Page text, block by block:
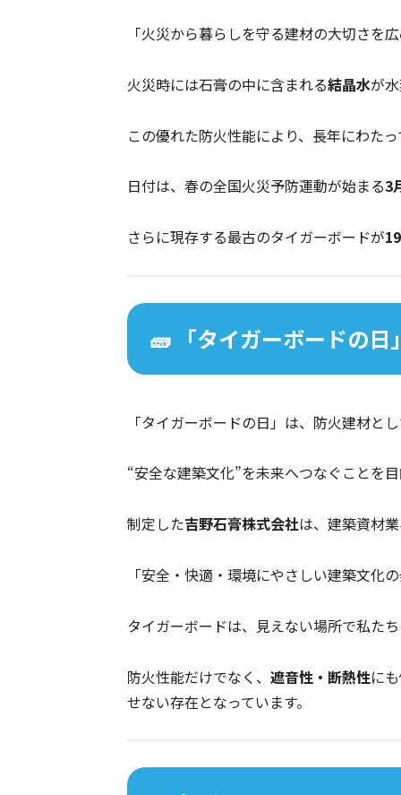
「火災から暮らしを守る建材の大切さを
火災時には石膏の中に含まれる結晶水が
この優れた防火性能により、長年にわた
日付は、春の全国火災予防運動が始まる3
さらに現存する最古のタイガーボードが
🧱 「タイガーボードの日
「タイガーボードの日」は、防火建材と
“安全な建築文化”を未来へつなぐことを
制定した吉野石膏株式会社は、建築資材
「安全・快適・環境にやさしい建築文化
タイガーボードは、見えない場所で私た
防火性能だけでなく、 遮音性・断熱性に
せない存在となっています。